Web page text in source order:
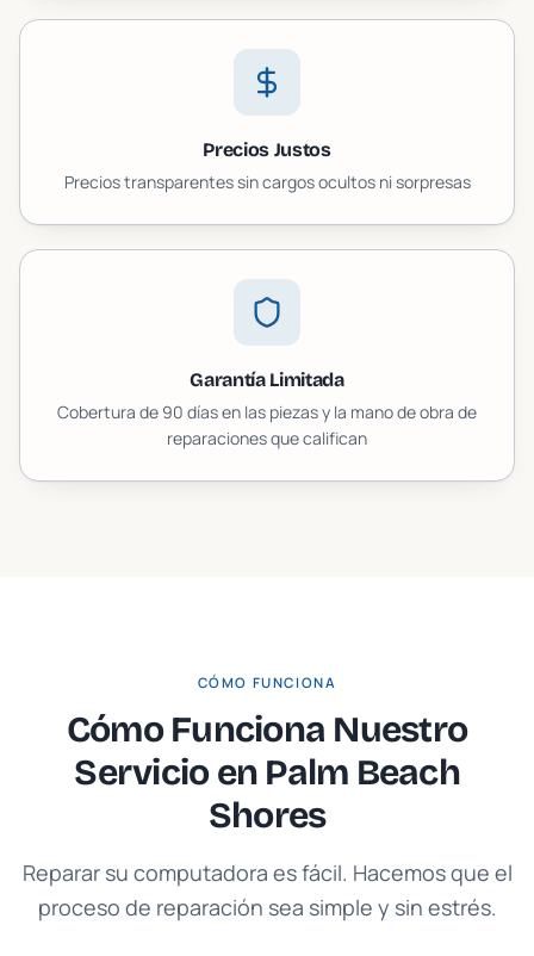
Precios Justos
Precios transparentes sin cargos ocultos ni sorpresas
Garantía Limitada
Cobertura de 90 días en las piezas y la mano de obra de
reparaciones que califican
CÓMO FUNCIONA
Cómo Funciona Nuestro
Servicio en Palm Beach
Shores
Reparar su computadora es fácil. Hacemos que el
proceso de reparación sea simple y sin estrés.